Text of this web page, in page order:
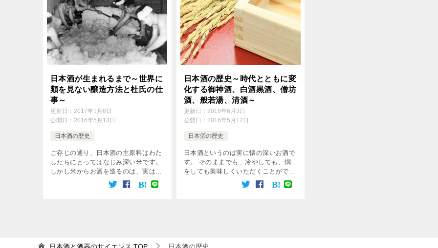
日本酒が生まれるまで～世界に
類を見ない醸造方法と杜氏の仕
事～
更新日： 2017年1月8日
公開日： 2016年5月13日
日本酒の歴史
ご存じの通り、日本酒の主原料はわた
したちにとってはなじみ深い米です。
しかし米からお酒を造るのは、実は容
易なことではありません。 日本の風
土と確かな技術があってはじめて飲む
日本酒の歴史～時代とともに変
化する御神酒、白酒黒酒、僧坊
酒、般若湯、清酒～
更新日： 2018年6月3日
公開日： 2016年5月12日
日本酒の歴史
日本酒というのは実に懐の深いお酒で
す。 そのままでも、冷やしても、燗
をしても美味しくいただくことがで
き、しかもそれぞれに異なった味わい
があります。 どんな肴や料理にも合